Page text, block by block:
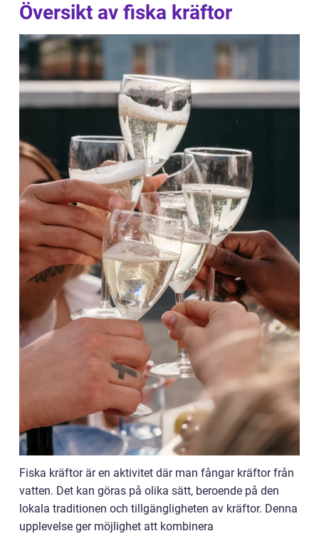
Översikt av fiska kräftor
Fiska kräftor är en aktivitet där man fångar kräftor från
vatten. Det kan göras på olika sätt, beroende på den
lokala traditionen och tillgängligheten av kräftor. Denna
upplevelse ger möjlighet att kombinera